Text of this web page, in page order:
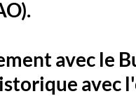
avec le
avec